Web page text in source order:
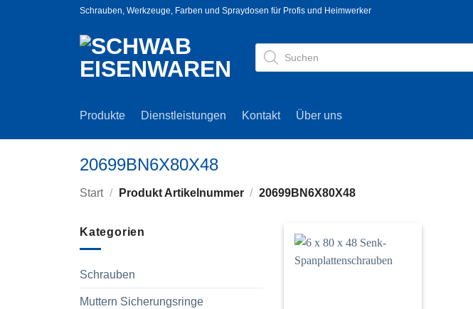
Schrauben, Werkzeuge, Farben und Spraydosen für Profis und Heimwerker
Products
search
Produkte Dienstleistungen Kontakt Über uns
20699BN6X80X48
Start / Produkt Artikelnummer / 20699BN6X80X48
Kategorien
Schrauben
Muttern Sicherungsringe
Zur